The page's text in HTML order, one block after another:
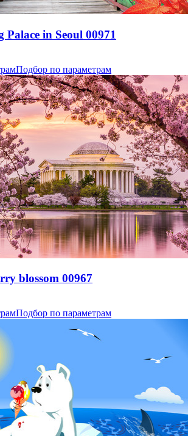
Palace in Seoul 00971
Подбор по параметрам
blossom 00967
Подбор по параметрам